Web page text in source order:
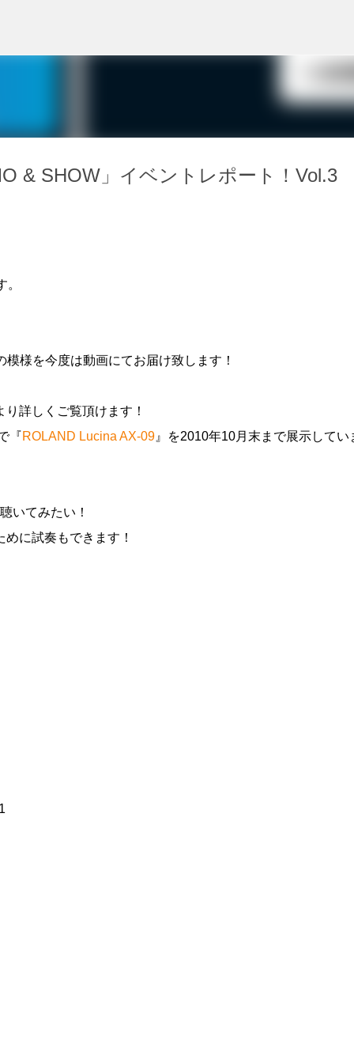
& SHOW」イベントレポート！Vol.3
模様を今度は動画にてお届け致します！
詳しくご覧頂けます！
『ROLAND Lucina AX-09』を2010年10月末まで展示してい
いてみたい！
に試奏もできます！